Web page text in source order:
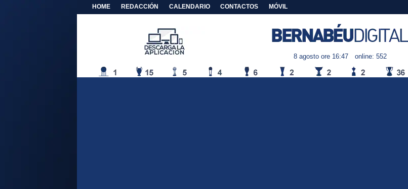
HOME REDACCIÓN CALENDARIO CONTACTOS MÓVIL
8 agosto ore 16:47 online: 552